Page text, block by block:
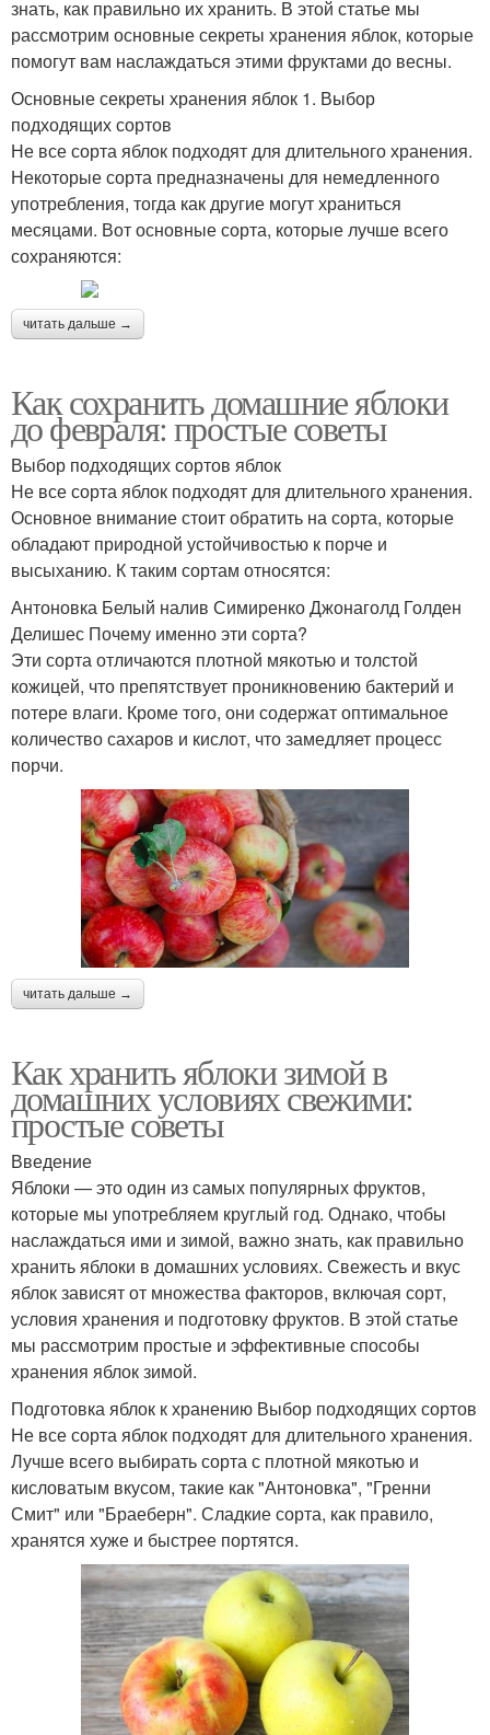
знать, как правильно их хранить. В этой статье мы
рассмотрим основные секреты хранения яблок, которые
помогут вам наслаждаться этими фруктами до весны.
Основные секреты хранения яблок 1. Выбор
подходящих сортов
Не все сорта яблок подходят для длительного хранения.
Некоторые сорта предназначены для немедленного
употребления, тогда как другие могут храниться
месяцами. Вот основные сорта, которые лучше всего
сохраняются:
читать дальше →
Как сохранить домашние яблоки
до февраля: простые советы
Выбор подходящих сортов яблок
Не все сорта яблок подходят для длительного хранения.
Основное внимание стоит обратить на сорта, которые
обладают природной устойчивостью к порче и
высыханию. К таким сортам относятся:
Антоновка Белый налив Симиренко Джонаголд Голден
Делишес Почему именно эти сорта?
Эти сорта отличаются плотной мякотью и толстой
кожицей, что препятствует проникновению бактерий и
потере влаги. Кроме того, они содержат оптимальное
количество сахаров и кислот, что замедляет процесс
порчи.
читать дальше →
Как хранить яблоки зимой в
домашних условиях свежими:
простые советы
Введение
Яблоки — это один из самых популярных фруктов,
которые мы употребляем круглый год. Однако, чтобы
наслаждаться ими и зимой, важно знать, как правильно
хранить яблоки в домашних условиях. Свежесть и вкус
яблок зависят от множества факторов, включая сорт,
условия хранения и подготовку фруктов. В этой статье
мы рассмотрим простые и эффективные способы
хранения яблок зимой.
Подготовка яблок к хранению Выбор подходящих сортов
Не все сорта яблок подходят для длительного хранения.
Лучше всего выбирать сорта с плотной мякотью и
кисловатым вкусом, такие как "Антоновка", "Гренни
Смит" или "Браеберн". Сладкие сорта, как правило,
хранятся хуже и быстрее портятся.